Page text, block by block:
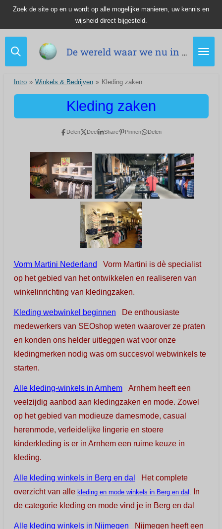
hoofdinhoud
De wereld waar we nu in leven.
Zoek de site op en u wordt op alle mogelijke manieren, uw kennis en
wijsheid direct bijgesteld.
Intro » Winkels & Bedrijven » Kleding zaken
Kleding zaken
Delen Deel Share Pinnen Delen
Vorm Martini Nederland
Vorm Martini is dè specialist
op het gebied van het ontwikkelen en realiseren van
winkelinrichting van kledingzaken.
Kleding webwinkel beginnen De enthousiaste
medewerkers van SEOshop weten waarover ze praten
en konden ons helder uitleggen wat voor onze
kledingmerken nodig was om succesvol webwinkels te
starten.
Alle kleding-winkels in Arnhem
Arnhem heeft een
veelzijdig aanbod aan kledingzaken en mode. Zowel
op het gebied van modieuze damesmode, casual
herenmode, verleidelijke lingerie en stoere
kinderkleding is er in Arnhem een ruime keuze in
kleding.
Alle kleding winkels in Berg en dal
Het complete
overzicht van alle kleding en mode winkels in Berg en dal
In
de categorie kleding en mode vind je in Berg en da
Alle kleding winkels in Nijmegen Nijmegen heeft een